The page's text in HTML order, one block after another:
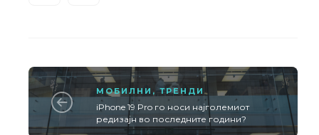
МОБИЛНИ ,ТРЕНДИ
iPhone 19 Pro го носи најголемиот
редизајн во последните години?